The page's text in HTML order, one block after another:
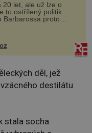
20 let, ale už lze o
to ostřílený politik.
Barbarossa proto
a dědice Jindřicha
aby se stal
při řešení sporu m...
děl, jež
destilátu
stala socha